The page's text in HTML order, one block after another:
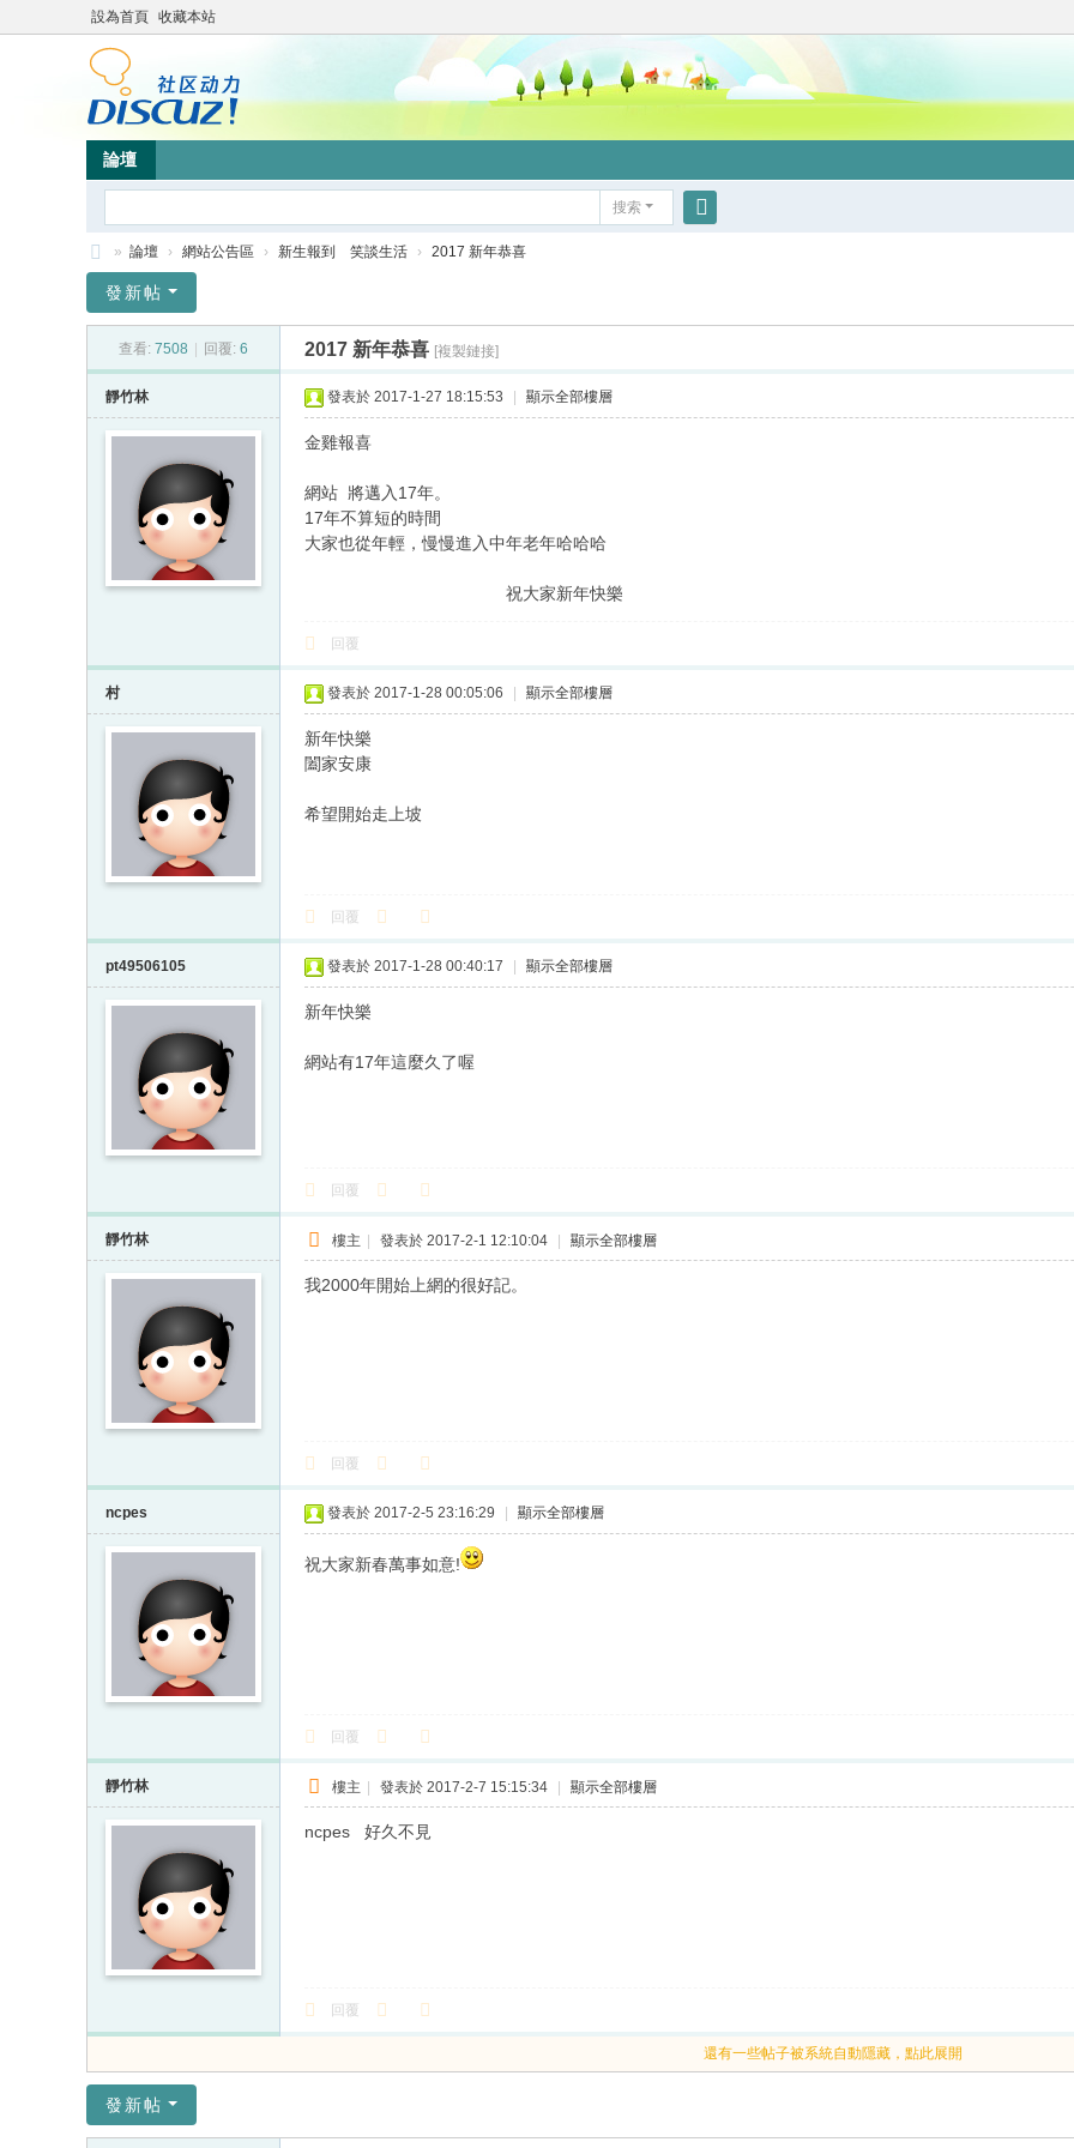
設為首頁 收藏本站
論壇
搜索
竹
» 論壇 › 網站公告區 › 新生報到 笑談生活 › 2017 新年恭喜
發新帖
查看: 7508 回覆: 6 2017 新年恭喜 [複製鏈接]
靜竹林 發表於 2017-1-27 18:15:53 顯示全部樓層
金雞報喜
網站 將邁入17年。
17年不算短的時間
大家也從年輕，慢慢進入中年老年哈哈哈
祝大家新年快樂
回覆
村 發表於 2017-1-28 00:05:06 顯示全部樓層
新年快樂
闔家安康
希望開始走上坡
回覆
pt49506105 發表於 2017-1-28 00:40:17 顯示全部樓層
新年快樂
網站有17年這麼久了喔
回覆
靜竹林 樓主 | 發表於 2017-2-1 12:10:04 | 顯示全部樓層
我2000年開始上網的很好記。
回覆
ncpes 發表於 2017-2-5 23:16:29 顯示全部樓層
祝大家新春萬事如意!
回覆
靜竹林 樓主 | 發表於 2017-2-7 15:15:34 | 顯示全部樓層
ncpes 好久不見
回覆
還有一些帖子被系統自動隱藏，點此展開
發新帖